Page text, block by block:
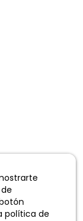
política de